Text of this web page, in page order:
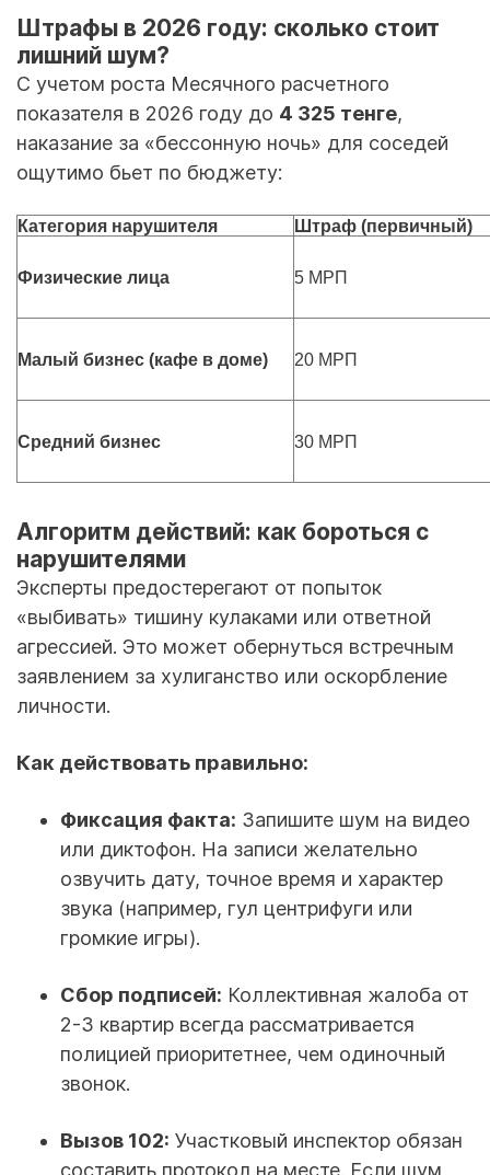
Штрафы в 2026 году: сколько стоит
лишний шум?
С учетом роста Месячного расчетного
показателя в 2026 году до 4 325 тенге,
наказание за «бессонную ночь» для соседей
ощутимо бьет по бюджету:
Категория нарушителя Штраф (первичный)
Физические лица 5 МРП
Малый бизнес (кафе в доме) 20 МРП
Средний бизнес 30 МРП
Алгоритм действий: как бороться с
нарушителями
Эксперты предостерегают от попыток
«выбивать» тишину кулаками или ответной
агрессией. Это может обернуться встречным
заявлением за хулиганство или оскорбление
личности.
Как действовать правильно:
Фиксация факта: Запишите шум на видео
или диктофон. На записи желательно
озвучить дату, точное время и характер
звука (например, гул центрифуги или
громкие игры).
Сбор подписей: Коллективная жалоба от
2-3 квартир всегда рассматривается
полицией приоритетнее, чем одиночный
звонок.
Вызов 102: Участковый инспектор обязан
составить протокол на месте. Если шум